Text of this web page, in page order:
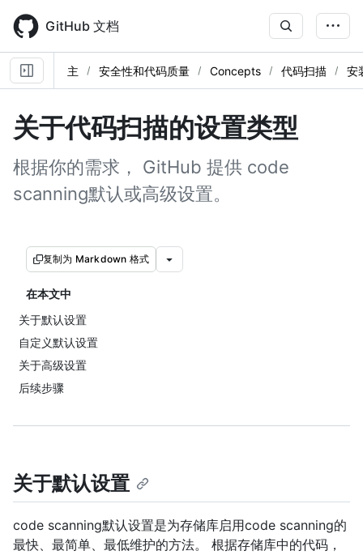
main
content
GitHub 文档
主 安全性和代码质量 Concepts 代码扫描 安
关于代码扫描的设置类型
根据你的需求， GitHub 提供 code
scanning默认或高级设置。
复制为 Markdown 格式
在本文中
关于默认设置
自定义默认设置
关于高级设置
后续步骤
关于默认设置
code scanning默认设置是为存储库启用code scanning的
最快、最简单、最低维护的方法。 根据存储库中的代码，